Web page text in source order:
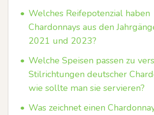
• Welches Reifepotenzial haben
Chardonnays aus den
2021 und 2023?
• Welche Speisen passen zu
Stilrichtungen deutscher
wie sollte man sie servieren?
• Was zeichnet einen